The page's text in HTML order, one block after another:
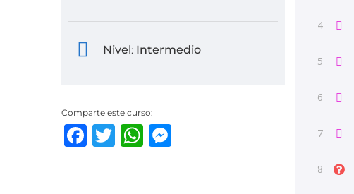
Nivel: Intermedio
Comparte este curso:
Facebook
TwitterWhatsApp
4
5
6
7
8